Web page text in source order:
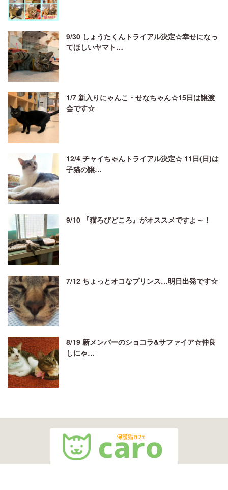
9/30 しょうたくんトライアル決定☆幸せになっ
てほしいヤマト…
1/7 新入りにゃんこ・せなちゃん☆15日は譲渡
会です☆
12/4 チャイちゃんトライアル決定☆ 11日(日)は
子猫の譲…
9/10 『猫ろびどころ』がオススメですよ～！
7/12 ちょっとオコなプリンス…明日出発です☆
8/19 新メンバーのショコラ&サファイア☆仲良
しにゃ…